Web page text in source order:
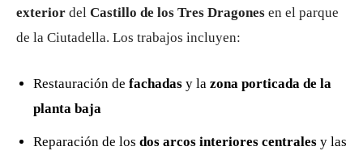
exterior del Castillo de los Tres Dragones en el parque
de la Ciutadella. Los trabajos incluyen:
Restauración de fachadas y la zona porticada de la
planta baja
Reparación de los dos arcos interiores centrales y las